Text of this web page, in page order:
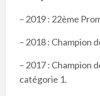
– 2019 : 22ème
– 2018 : Champion
– 2017 : Champion
catégorie 1.